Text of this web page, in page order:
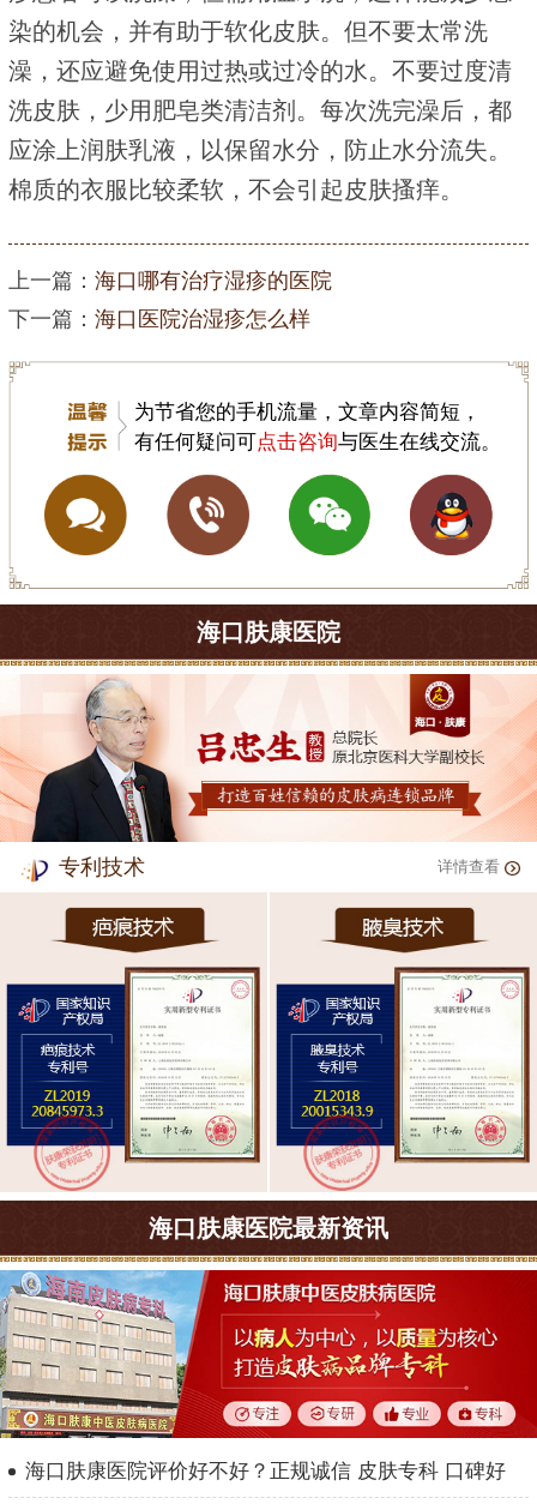
染的机会，并有助于软化皮肤。但不要太常洗
澡，还应避免使用过热或过冷的水。不要过度清
洗皮肤，少用肥皂类清洁剂。每次洗完澡后，都
应涂上润肤乳液，以保留水分，防止水分流失。
棉质的衣服比较柔软，不会引起皮肤搔痒。
上一篇： 海口哪有治疗湿疹的医院
下一篇： 海口医院治湿疹怎么样
为节省您的手机流量，文章内容简短，
有任何疑问可点击咨询与医生在线交流。
海口肤康医院
专利技术 详情查看
海口肤康医院最新资讯
海口肤康医院评价好不好？正规诚信 皮肤专科 口碑好